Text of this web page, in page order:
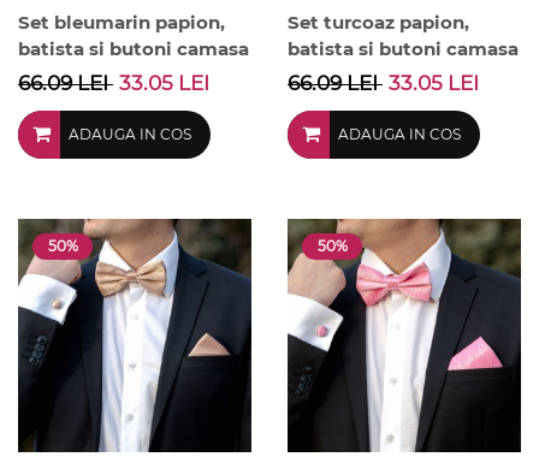
Set bleumarin papion,
batista si butoni camasa
66.09 LEI 33.05 LEI
ADAUGA IN COS
Set turcoaz papion,
batista si butoni camasa
66.09 LEI 33.05 LEI
ADAUGA IN COS
50% 50%